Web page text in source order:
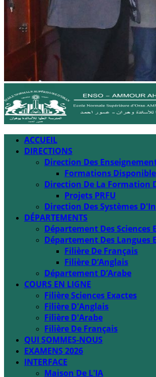
ACCUEIL
DIRECTIONS
Direction Des
Formations
Direction De La Formation
Projets PRFU
Direction Des Systèmes
DÉPARTEMENTS
Département Des Sciences
Département Des Langues
Filière De Français
Filière D’Anglais
Département D’Arabe
COURS EN LIGNE
Filière Sciences Exactes
Filière D'Anglais
Filière D'Arabe
Filière De Français
QUI SOMMES-NOUS
EXAMENS 2026
INTERFACE
Maison De L'IA